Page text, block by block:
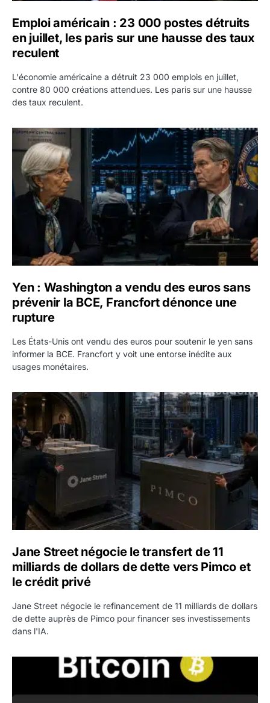
Emploi américain : 23 000 postes détruits
en juillet, les paris sur une hausse des taux
reculent
L'économie américaine a détruit 23 000 emplois en juillet,
contre 80 000 créations attendues. Les paris sur une hausse
des taux reculent.
Yen : Washington a vendu des euros sans prévenir la
Yen : Washington a vendu des euros sans
prévenir la BCE, Francfort dénonce une
rupture
Les États-Unis ont vendu des euros pour soutenir le yen sans
informer la BCE. Francfort y voit une entorse inédite aux
usages monétaires.
Jane Street négocie le transfert de 11 milliards de
Jane Street négocie le transfert de 11
milliards de dollars de dette vers Pimco et
le crédit privé
Jane Street négocie le refinancement de 11 milliards de dollars
de dette auprès de Pimco pour financer ses investissements
dans l'IA.
Bitcoin stagne à 64 000 dollars pendant que les